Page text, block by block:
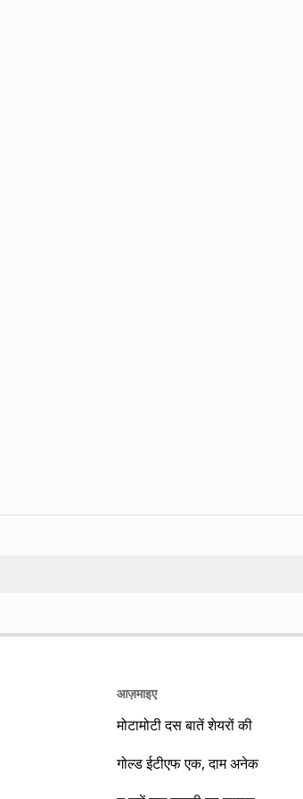
आज़माइए
मोटामोटी दस बातें शेयरों की
गोल्ड ईटीएफ एक, दाम अनेक